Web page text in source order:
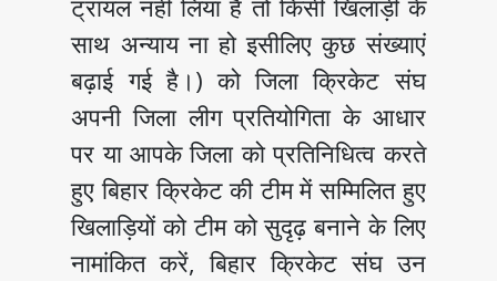
ट्रायल नहीं लिया है तो किसी खिलाड़ी के
साथ अन्याय ना हो इसीलिए कुछ संख्याएं
बढ़ाई गई है।) को जिला क्रिकेट संघ
अपनी जिला लीग प्रतियोगिता के आधार
पर या आपके जिला को प्रतिनिधित्व करते
हुए बिहार क्रिकेट की टीम में सम्मिलित हुए
खिलाड़ियों को टीम को सुदृढ़ बनाने के लिए
नामांकित करें, बिहार क्रिकेट संघ उन